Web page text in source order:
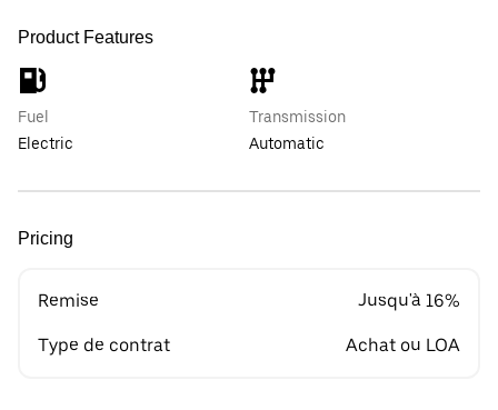
Product Features
Fuel
Electric
Transmission
Automatic
Pricing
Remise Jusqu'à 16%
Type de contrat Achat ou LOA